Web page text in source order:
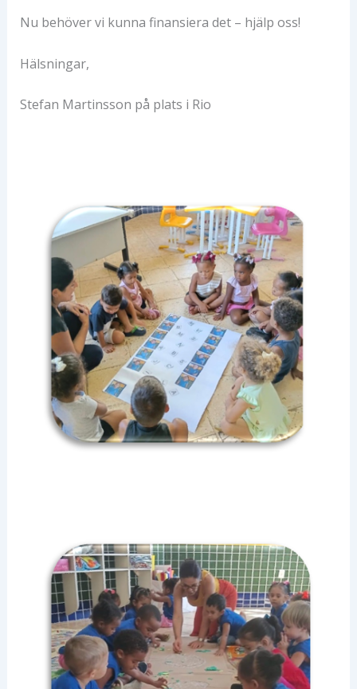
Nu behöver vi kunna finansiera det – hjälp oss!
Hälsningar,
Stefan Martinsson på plats i Rio